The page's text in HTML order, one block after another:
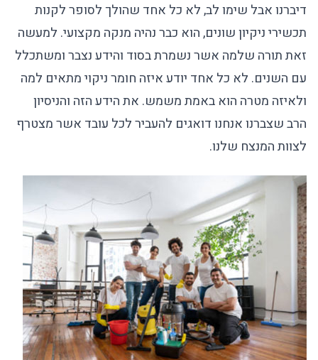
דיברנו אבל שימו לב, לא כל אחד שהולך לסופר לקנות
תכשירי ניקיון שונים, הוא כבר נהיה מנקה מקצועי. למעשה
זאת תורה שלמה אשר נשמרת בסוד והידע נצבר ומשתכלל
עם השנים. לא כל אחד יודע איזה חומר ניקוי מתאים למה
ולאיזה מטרה הוא באמת משמש. את הידע הזה והניסיון
הרב שצברנו אנחנו דואגים להעביר לכל עובד אשר מצטרף
לצוות המנצח שלנו.